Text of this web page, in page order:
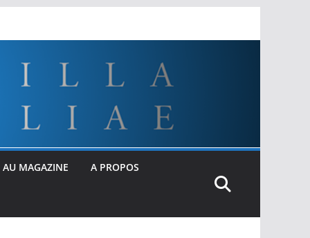
AU MAGAZINE A PROPOS